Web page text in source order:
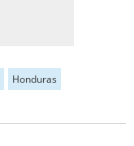
Honduras